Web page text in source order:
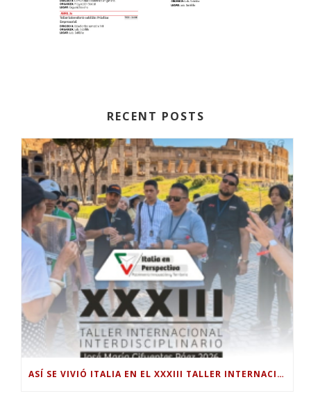
RECENT POSTS
ASÍ SE VIVIÓ ITALIA EN EL XXXIII TALLER INTERNACIONAL INTERDISCIPLINAR